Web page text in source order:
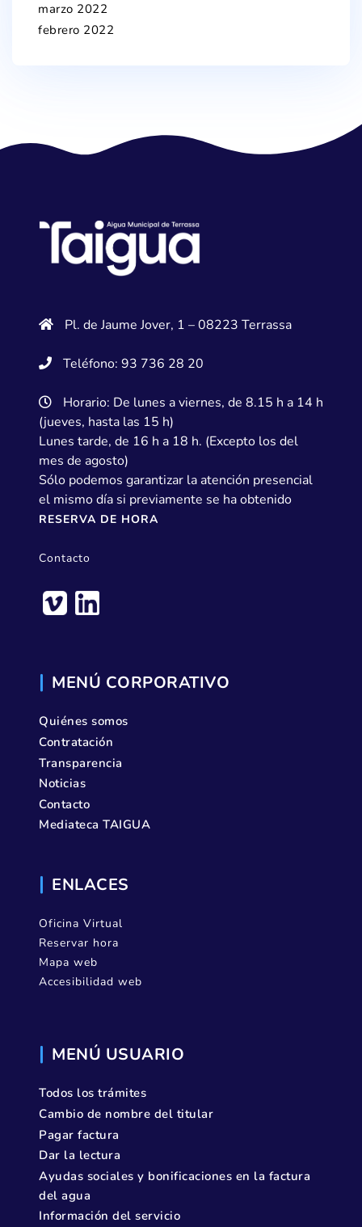
marzo 2022
febrero 2022
Pl. de Jaume Jover, 1 – 08223 Terrassa
Teléfono: 93 736 28 20
Horario: De lunes a viernes, de 8.15 h a 14 h
(jueves, hasta las 15 h)
Lunes tarde, de 16 h a 18 h. (Excepto los del
mes de agosto)
Sólo podemos garantizar la atención presencial
el mismo día si previamente se ha obtenido
RESERVA DE HORA
Contacto
MENÚ CORPORATIVO
Quiénes somos
Contratación
Transparencia
Noticias
Contacto
Mediateca TAIGUA
ENLACES
Oficina Virtual
Reservar hora
Mapa web
Accesibilidad web
MENÚ USUARIO
Todos los trámites
Cambio de nombre del titular
Pagar factura
Dar la lectura
Ayudas sociales y bonificaciones en la factura
del agua
Información del servicio